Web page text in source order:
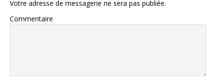
Votre adresse de messagerie ne sera pas publiée.
Commentaire